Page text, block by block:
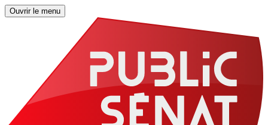
Ouvrir le menu